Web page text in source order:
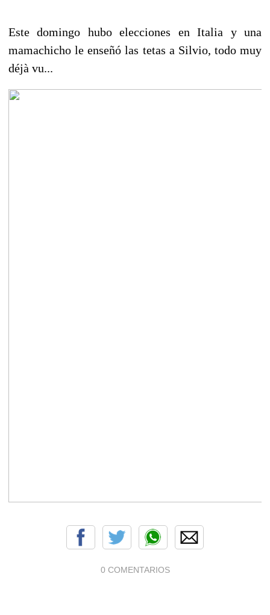
Este domingo hubo elecciones en Italia y una
mamachicho le enseñó las tetas a Silvio, todo muy
déjà vu...
0 COMENTARIOS